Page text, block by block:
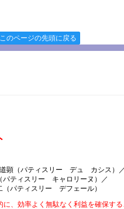
このページの先頭に戻る
顕（パティスリー デュ カシス）
パティスリー キャロリーヌ）／
（パティスリー デフェール）
、効率よく無駄なく利益を確保す